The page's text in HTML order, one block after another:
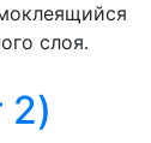
слоя.
2)